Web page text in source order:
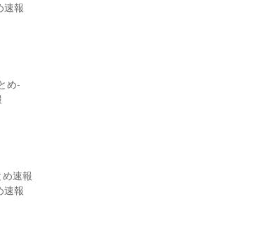
速報
め-
め速報
速報